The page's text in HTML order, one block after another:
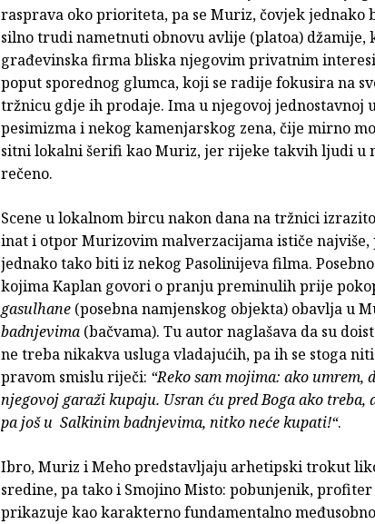
rasprava oko prioriteta, pa se Muriz, čovjek jednako
silno trudi nametnuti obnovu avlije (platoa) džamije,
građevinska firma bliska njegovim privatnim
poput sporednog glumca, koji se radije fokusira na
tržnicu gdje ih prodaje. Ima u njegovoj jednostavnoj
pesimizma i nekog kamenjarskog zena, čije mirno
sitni lokalni šerifi kao Muriz, jer rijeke takvih ljudi u
rečeno.
Scene u lokalnom bircu nakon dana na tržnici
inat i otpor Murizovim malverzacijama ističe
jednako tako biti iz nekog Pasolinijeva filma.
kojima Kaplan govori o pranju preminulih prije
gasulhane (posebna namjenskog objekta) obavlja u
badnjevima (bačvama). Tu autor naglašava da su
ne treba nikakva usluga vladajućih, pa ih se stoga
pravom smislu riječi: “Reko sam mojima: ako umrem,
njegovoj garaži kupaju. Usran ću pred Boga ako
pa još u Salkinim badnjevima, nitko neće kupati!“.
Ibro, Muriz i Meho predstavljaju arhetipski trokut
sredine, pa tako i Smojino Misto: pobunjenik,
prikazuje kao karakterno fundamentalno